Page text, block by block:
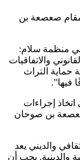
مقام صعصعة بن
منظمة سلام:
والاتفاقيات
حماية التراث
فيها”.
إجراءات
بن صوحان
والديني يعد
والدينية. يجب أن